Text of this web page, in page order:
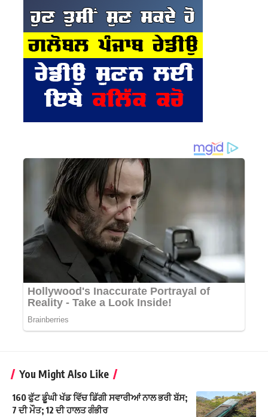
You Might Also Like
160 ਫੁੱਟ ਡੂੰਘੀ ਖੱਡ ਵਿੱਚ ਡਿੱਗੀ ਸਵਾਰੀਆਂ ਨਾਲ ਭਰੀ ਬੱਸ;
7 ਦੀ ਮੌਤ; 12 ਦੀ ਹਾਲਤ ਗੰਭੀਰ